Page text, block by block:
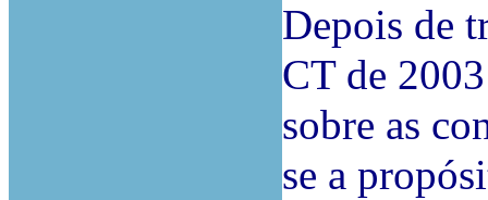
Depois de
CT de
sobre as
se a